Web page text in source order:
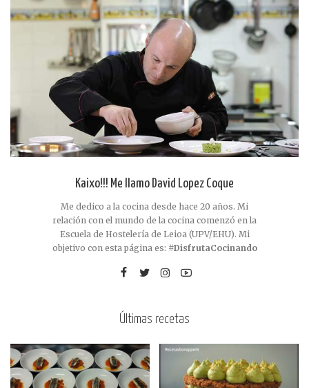
Kaixo!!! Me llamo David Lopez Coque
Me dedico a la cocina desde hace 20 años. Mi
relación con el mundo de la cocina comenzó en la
Escuela de Hostelería de Leioa (UPV/EHU). Mi
objetivo con esta página es: #DisfrutaCocinando
Últimas recetas